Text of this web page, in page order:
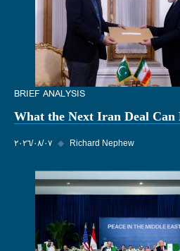
BRIEF ANALYSIS
What the Next Iran Deal
٠٧‏/٠٨‏/٢٠٢٦ ◆ Richard Nephew